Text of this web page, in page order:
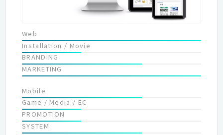
Web
Installation / Movie
BRANDING
MARKETING
Mobile
Game / Media / EC
PROMOTION
SYSTEM